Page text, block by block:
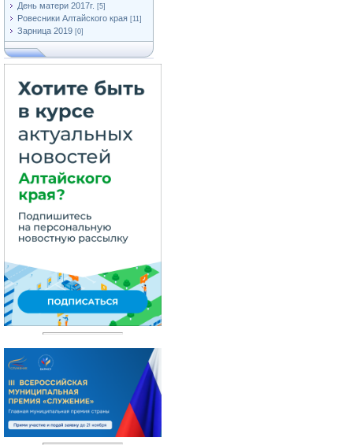
День матери 2017г. [5]
Ровесники Алтайского края [11]
Зарница 2019 [0]